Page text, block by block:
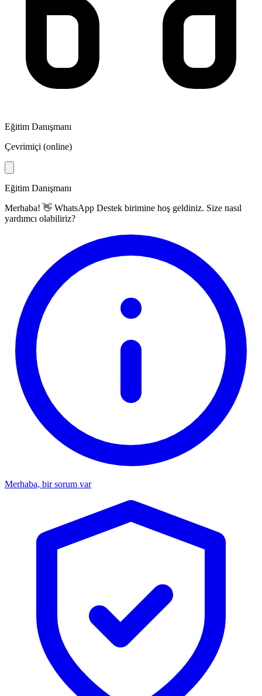
Eğitim Danışmanı
Çevrimiçi (online)
Eğitim Danışmanı
Merhaba! 👋 WhatsApp Destek birimine hoş geldiniz. Size nasıl
yardımcı olabiliriz?
Merhaba, bir sorum var